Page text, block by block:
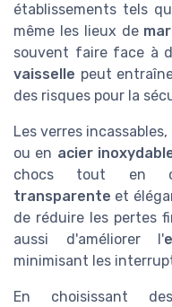
établissements tels
même les lieux de
souvent faire face à
vaisselle peut
des risques pour la
Les verres
ou en acier
chocs tout en
transparente et
de réduire les pertes
aussi d'améliorer l'
minimisant les
En choisissant